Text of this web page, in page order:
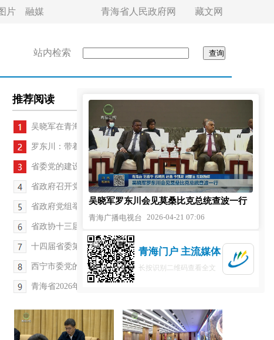
片 融媒 青海省人民政府网 藏文网
站内检索
推荐阅读
吴晓军在青海大学、省税务局、省气象局调研
罗东川：带着感情和责任为群众办实事解难题
省委党的建设工作领导小组会议召开 吴晓军讲话
省政府召开党组会议和常务会议 罗东川主持
省政府党组举办人工智能发展专题学习讲座
省政协十三届二十次常委会议召开
十四届省委第十轮巡视动员部署会议召开
西宁市委党的建设工作领导小组会议召开
青海省2026年全民阅读大会举办
吴晓军罗东川会见莫桑比克总统查波一行
青海广播电视台 2026-04-21 07:06
青海门户 主流媒体
长按识别二维码查看全文